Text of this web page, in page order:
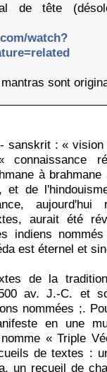
de tête
watch?
sont
sanskrit : «
à
et de
aurait été
indiens
est éternel et
de la
av. J.-C. et
nommées ;.
en une
« Triple
de textes :
un recueil de